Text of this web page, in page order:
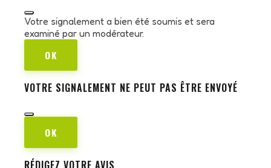
Votre signalement a bien été soumis et sera
examiné par un modérateur.
OK
VOTRE SIGNALEMENT NE PEUT PAS ÊTRE ENVOYÉ
OK
RÉDIGEZ VOTRE AVIS